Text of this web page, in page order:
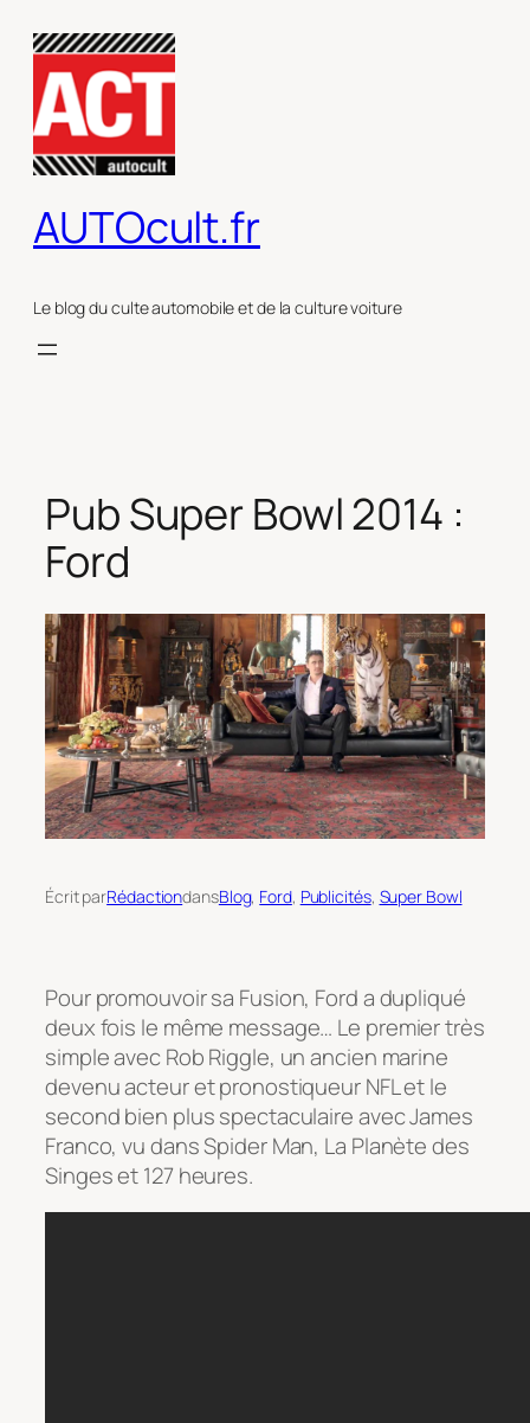
contenu
AUTOcult.fr
Le blog du culte automobile et de la culture voiture
Pub Super Bowl 2014 :
Ford
Écrit parRédactiondansBlog, Ford, Publicités, Super Bowl
Pour promouvoir sa Fusion, Ford a dupliqué
deux fois le même message… Le premier très
simple avec Rob Riggle, un ancien marine
devenu acteur et pronostiqueur NFL et le
second bien plus spectaculaire avec James
Franco, vu dans Spider Man, La Planète des
Singes et 127 heures.